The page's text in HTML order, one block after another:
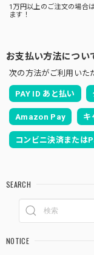
1万円以上のご注文の場合
ます！
お支払い方法につい
次の方法がご利用いた
PAY ID あと払い
Amazon Pay キ
コンビニ決済または
SEARCH
NOTICE